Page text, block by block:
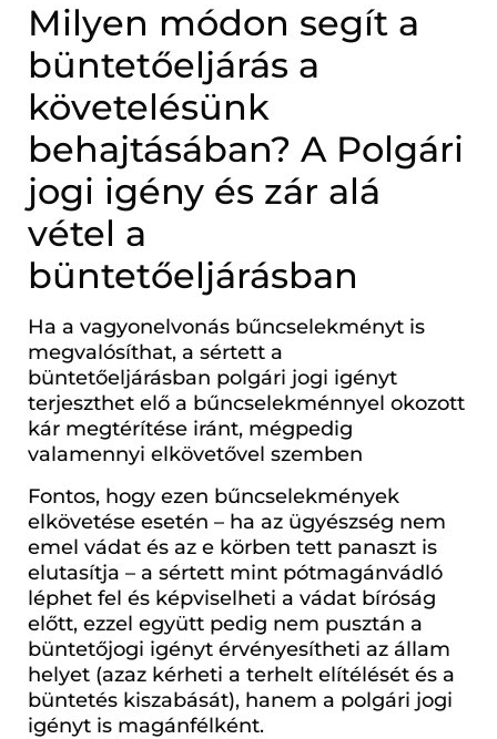
Milyen módon segít a
büntetőeljárás a
követelésünk
behajtásában? A Polgári
jogi igény és zár alá
vétel a
büntetőeljárásban
Ha a vagyonelvonás bűncselekményt is
megvalósíthat, a sértett a
büntetőeljárásban polgári jogi igényt
terjeszthet elő a bűncselekménnyel okozott
kár megtérítése iránt, mégpedig
valamennyi elkövetővel szemben
Fontos, hogy ezen bűncselekmények
elkövetése esetén – ha az ügyészség nem
emel vádat és az e körben tett panaszt is
elutasítja – a sértett mint pótmagánvádló
léphet fel és képviselheti a vádat bíróság
előtt, ezzel együtt pedig nem pusztán a
büntetőjogi igényt érvényesítheti az állam
helyet (azaz kérheti a terhelt elítélését és a
büntetés kiszabását), hanem a polgári jogi
igényt is magánfélként.